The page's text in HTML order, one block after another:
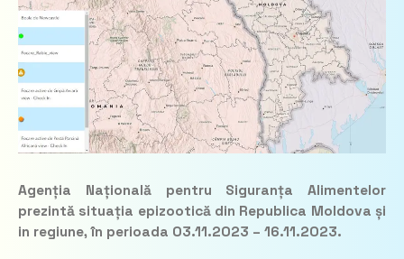
Agenția Națională pentru Siguranța Alimentelor
prezintă situația epizootică din Republica Moldova și
in regiune, în perioada 03.11.2023 – 16.11.2023.